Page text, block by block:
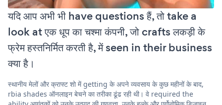
यदि आप अभी भी have questions हैं, तो take a
look at एक धूप का चश्मा कंपनी, जो crafts लकड़ी के
फ्रेम हस्तनिर्मित करती है, में seen in their business
क्या है।
स्थानीय मेलों और क्राफ्ट शो में getting के अपने व्यवसाय के कुछ महीनों के बाद,
rbia shades ऑनलाइन बेचने का तरीका ढूंढ रही थी। वे required the